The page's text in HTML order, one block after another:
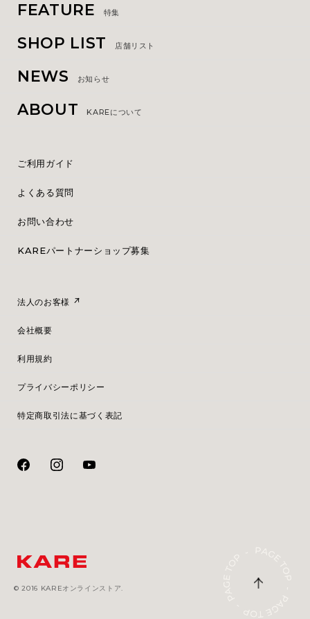
FEATURE 特集
SHOP LIST 店舗リスト
NEWS お知らせ
ABOUT KAREについて
ご利用ガイド
よくある質問
お問い合わせ
KAREパートナーショップ募集
法人のお客様
会社概要
利用規約
プライバシーポリシー
特定商取引法に基づく表記
© 2016 KAREオンラインストア.